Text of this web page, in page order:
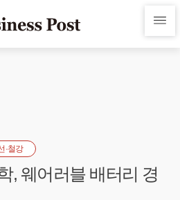
·철강
, 웨어러블 배터리 경